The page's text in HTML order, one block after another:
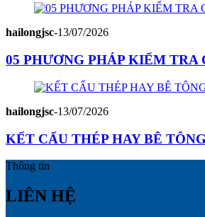
hailongjsc-13/07/2026
05 PHƯƠNG PHÁP KIỂM
hailongjsc-13/07/2026
KẾT CẤU THÉP HAY BÊ
Thông tin
LIÊN HỆ